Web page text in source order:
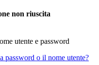
non riuscita
utente e password
password o il nome utente?